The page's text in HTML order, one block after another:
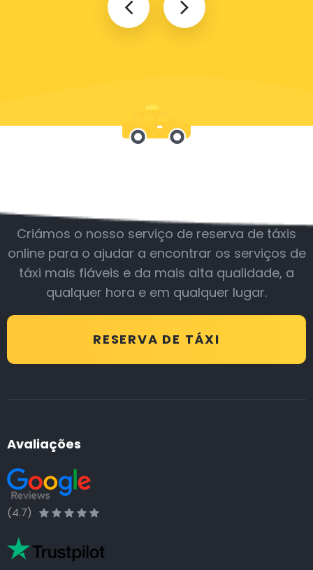
Criámos o nosso serviço de reserva de táxis
online para o ajudar a encontrar os serviços de
táxi mais fiáveis e da mais alta qualidade, a
qualquer hora e em qualquer lugar.
RESERVA DE TÁXI
Avaliações
(4.7)